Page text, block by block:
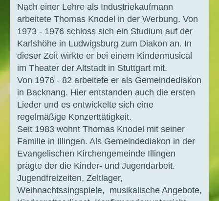
Nach einer Lehre als Industriekaufmann
arbeitete Thomas Knodel in der Werbung. Von
1973 - 1976 schloss sich ein Studium auf der
Karlshöhe in Ludwigsburg zum Diakon an. In
dieser Zeit wirkte er bei einem Kindermusical
im Theater der Altstadt in Stuttgart mit.
Von 1976 - 82 arbeitete er als Gemeindediakon
in Backnang. Hier entstanden auch die ersten
Lieder und es entwickelte sich eine
regelmäßige Konzerttätigkeit.
Seit 1983 wohnt Thomas Knodel mit seiner
Familie in Illingen. Als Gemeindediakon in der
Evangelischen Kirchengemeinde Illingen
prägte der die Kinder- und Jugendarbeit.
Jugendfreizeiten, Zeltlager,
Weihnachtssingspiele, musikalische Angebote,